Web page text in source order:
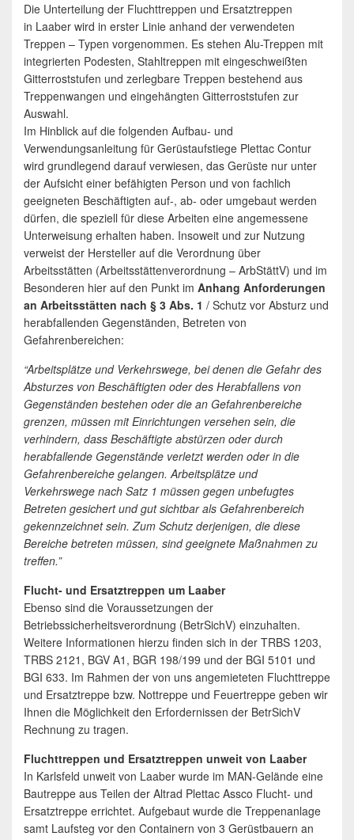
Die Unterteilung der Fluchttreppen und Ersatztreppen
in Laaber wird in erster Linie anhand der verwendeten
Treppen – Typen vorgenommen. Es stehen Alu-Treppen mit
integrierten Podesten, Stahltreppen mit eingeschweißten
Gitterroststufen und zerlegbare Treppen bestehend aus
Treppenwangen und eingehängten Gitterroststufen zur
Auswahl.
Im Hinblick auf die folgenden Aufbau- und
Verwendungsanleitung für Gerüstaufstiege Plettac Contur
wird grundlegend darauf verwiesen, das Gerüste nur unter
der Aufsicht einer befähigten Person und von fachlich
geeigneten Beschäftigten auf-, ab- oder umgebaut werden
dürfen, die speziell für diese Arbeiten eine angemessene
Unterweisung erhalten haben. Insoweit und zur Nutzung
verweist der Hersteller auf die Verordnung über
Arbeitsstätten (Arbeitsstättenverordnung – ArbStättV) und im
Besonderen hier auf den Punkt im Anhang Anforderungen
an Arbeitsstätten nach § 3 Abs. 1 / Schutz vor Absturz und
herabfallenden Gegenständen, Betreten von
Gefahrenbereichen:
“Arbeitsplätze und Verkehrswege, bei denen die Gefahr des
Absturzes von Beschäftigten oder des Herabfallens von
Gegenständen bestehen oder die an Gefahrenbereiche
grenzen, müssen mit Einrichtungen versehen sein, die
verhindern, dass Beschäftigte abstürzen oder durch
herabfallende Gegenstände verletzt werden oder in die
Gefahrenbereiche gelangen. Arbeitsplätze und
Verkehrswege nach Satz 1 müssen gegen unbefugtes
Betreten gesichert und gut sichtbar als Gefahrenbereich
gekennzeichnet sein. Zum Schutz derjenigen, die diese
Bereiche betreten müssen, sind geeignete Maßnahmen zu
treffen.”
Flucht- und Ersatztreppen um Laaber
Ebenso sind die Voraussetzungen der
Betriebssicherheitsverordnung (BetrSichV) einzuhalten.
Weitere Informationen hierzu finden sich in der TRBS 1203,
TRBS 2121, BGV A1, BGR 198/199 und der BGI 5101 und
BGI 633. Im Rahmen der von uns angemieteten Fluchttreppe
und Ersatztreppe bzw. Nottreppe und Feuertreppe geben wir
Ihnen die Möglichkeit den Erfordernissen der BetrSichV
Rechnung zu tragen.
Fluchttreppen und Ersatztreppen unweit von Laaber
In Karlsfeld unweit von Laaber wurde im MAN-Gelände eine
Bautreppe aus Teilen der Altrad Plettac Assco Flucht- und
Ersatztreppe errichtet. Aufgebaut wurde die Treppenanlage
samt Laufsteg vor den Containern von 3 Gerüstbauern an